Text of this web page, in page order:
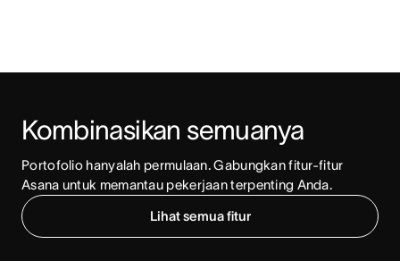
Kombinasikan semuanya
Portofolio hanyalah permulaan. Gabungkan fitur-fitur
Asana untuk memantau pekerjaan terpenting Anda.
Lihat semua fitur